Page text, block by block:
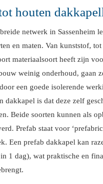
houten
netwerk in Sassenheim
en maten. Van kunststof,
materiaalsoort heeft zijn
weinig onderhoud, gaan
een goede isolerende
dakkapel is dat deze zelf
Beide soorten kunnen als
Prefab staat voor
Een prefab dakkapel kan
1 dag), wat praktische en